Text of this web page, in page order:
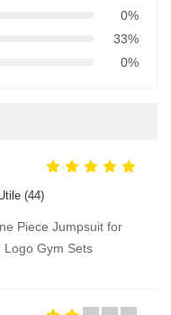
0%
33%
0%
(44)
Piece Jumpsuit for
Logo Gym Sets